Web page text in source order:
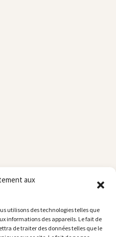
aux
utilisons des technologies telles que
informations des appareils. Le fait de
de traiter des données telles que le